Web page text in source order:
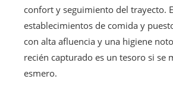
confort y seguimiento del trayecto.
establecimientos de comida y
con alta afluencia y una higiene
recién capturado es un tesoro si se
esmero.